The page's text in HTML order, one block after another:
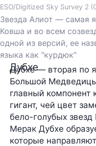
ESO/Digitized Sky Survey 2
Звезда Алиот — самая
Ковша и во всем
одной из версий, ее
языка как "курдюк"
Дубхе
Дубхе — вторая по
Большой
главный
гигант, чей цвет
бело-голубых
Мерак Дубхе
которые